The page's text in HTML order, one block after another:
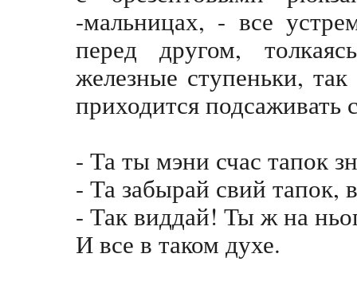
-мальницах, - все
перед другом,
железные ступеньки,
приходится подсаживать
- Та ты мэни счас тапок
- Та забырай свий
- Так виддай! Ты ж на
И все в таком духе.